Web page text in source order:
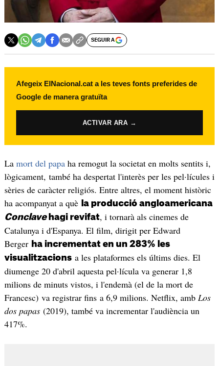
SEGUIR A
Afegeix ElNacional.cat a les teves fonts preferides de
Google de manera gratuïta
ACTIVAR ARA →
La mort del papaha remogut la societat en molts sentits i,
lògicament, també ha despertat l'interès per les pel·lícules i
sèries de caràcter religiós. Entre altres, el moment històric
ha acompanyat a què
la producció angloamericana
Conclavehagi revifat, i tornarà als cinemes de
Catalunya i d'Espanya. El film, dirigit per Edward
Berger ha incrementat en un 283% les
visualitzacionsa les plataformes els últims dies. El
diumenge 20 d'abril aquesta pel·lícula va generar 1,8
milions de minuts vistos, i l'endemà (el de la mort de
Francesc) va registrar fins a 6,9 milions. Netflix, amb Los
dos papas(2019), també va incrementar l'audiència un
417%.